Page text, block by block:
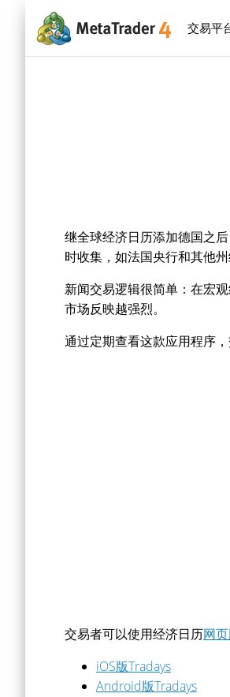
交易平
继全球经济日历添加德国之
时收集，如法国央行和其他州
新闻交易逻辑很简单：在宏
市场反映越强烈。
通过定期查看这款应用程序
交易者可以使用经济日历网
iOS版Tradays
Android版Tradays